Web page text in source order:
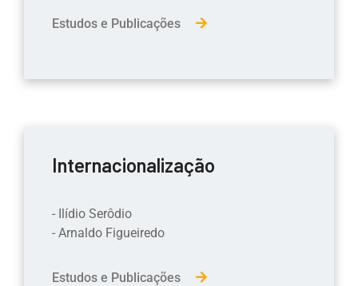
Estudos e Publicações
Internacionalização
- Ilídio Serôdio
- Arnaldo Figueiredo
Estudos e Publicações